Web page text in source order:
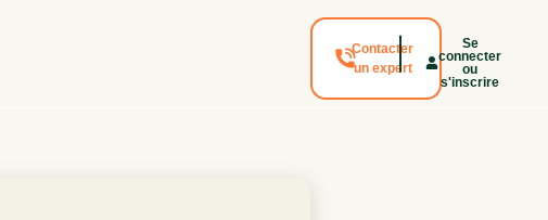
Contacter
un expert
Se
connecter
ou
s'inscrire